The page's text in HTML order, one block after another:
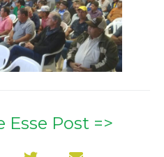
Post =>